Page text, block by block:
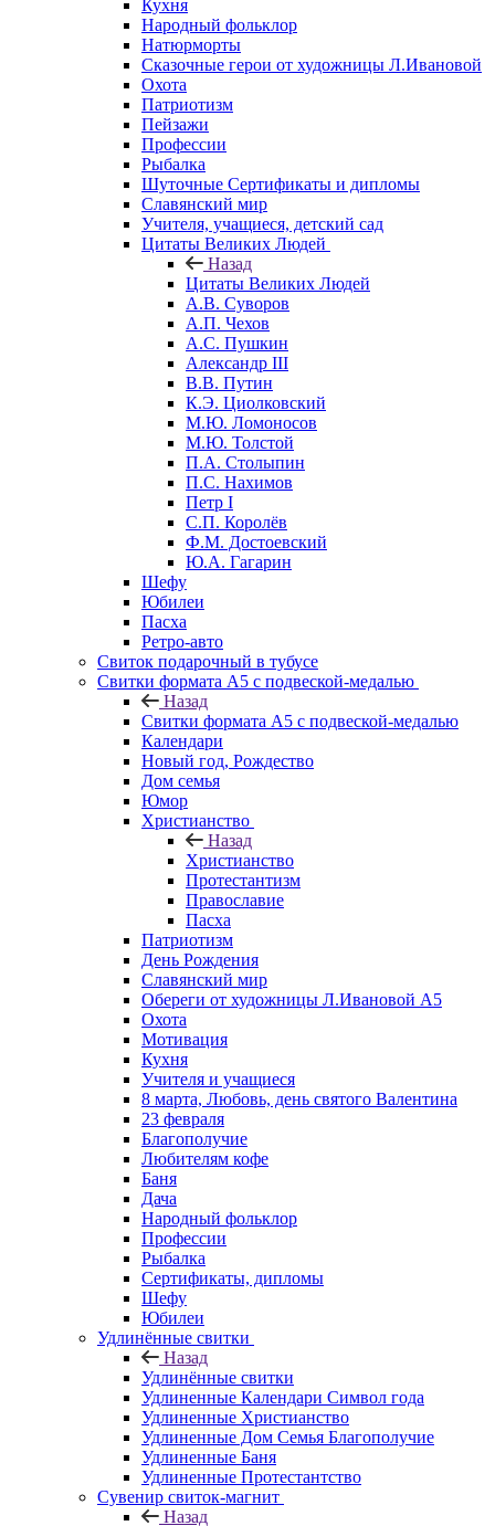
Кухня
Народный фольклор
Натюрморты
Сказочные герои от художницы Л.Ивановой
Охота
Патриотизм
Пейзажи
Профессии
Рыбалка
Шуточные Сертификаты и дипломы
Славянский мир
Учителя, учащиеся, детский сад
Цитаты Великих Людей
Назад
Цитаты Великих Людей
А.В. Суворов
А.П. Чехов
А.С. Пушкин
Александр III
В.В. Путин
К.Э. Циолковский
М.Ю. Ломоносов
М.Ю. Толстой
П.А. Столыпин
П.С. Нахимов
Петр I
С.П. Королёв
Ф.М. Достоевский
Ю.А. Гагарин
Шефу
Юбилеи
Пасха
Ретро-авто
Свиток подарочный в тубусе
Свитки формата А5 с подвеской-медалью
Назад
Свитки формата А5 с подвеской-медалью
Календари
Новый год, Рождество
Дом семья
Юмор
Христианство
Назад
Христианство
Протестантизм
Православие
Пасха
Патриотизм
День Рождения
Славянский мир
Обереги от художницы Л.Ивановой А5
Охота
Мотивация
Кухня
Учителя и учащиеся
8 марта, Любовь, день святого Валентина
23 февраля
Благополучие
Любителям кофе
Баня
Дача
Народный фольклор
Профессии
Рыбалка
Сертификаты, дипломы
Шефу
Юбилеи
Удлинённые свитки
Назад
Удлинённые свитки
Удлиненные Календари Символ года
Удлиненные Христианство
Удлиненные Дом Семья Благополучие
Удлиненные Баня
Удлиненные Протестантство
Сувенир свиток-магнит
Назад